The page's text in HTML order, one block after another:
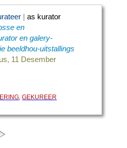
| as kurator
en
en galery-
beeldhou-uitstallings
11 Desember
,GEKUREER